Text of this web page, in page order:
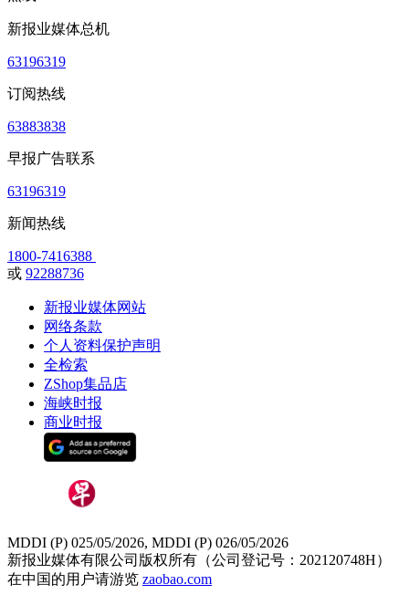
新报业媒体总机
63196319
订阅热线
63883838
早报广告联系
63196319
新闻热线
1800-7416388
或 92288736
新报业媒体网站
网络条款
个人资料保护声明
全检索
ZShop集品店
海峡时报
商业时报
MDDI (P) 025/05/2026, MDDI (P) 026/05/2026
新报业媒体有限公司版权所有（公司登记号：202120748H）
在中国的用户请游览 zaobao.com